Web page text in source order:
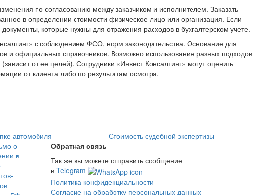
по согласованию между заказчиком и исполнителем. Заказать
в определении стоимости физическое лицо или организация. Если
которые нужны для отражения расходов в бухгалтерском учете.
с соблюдением ФСО, норм законодательства. Основание для
и официальных справочников. Возможно использование разных подходов
от ее целей). Сотрудники «Инвест Консалтинг» могут оценить
от клиента либо по результатам осмотра.
автомобиля Стоимость судебной экспертизы
Обратная связь
Так же вы можете отправить сообщение
в Telegram
Политика конфиденциальности
Согласие на обработку персональных данных